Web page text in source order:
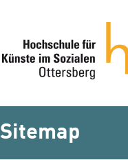
Sitemap